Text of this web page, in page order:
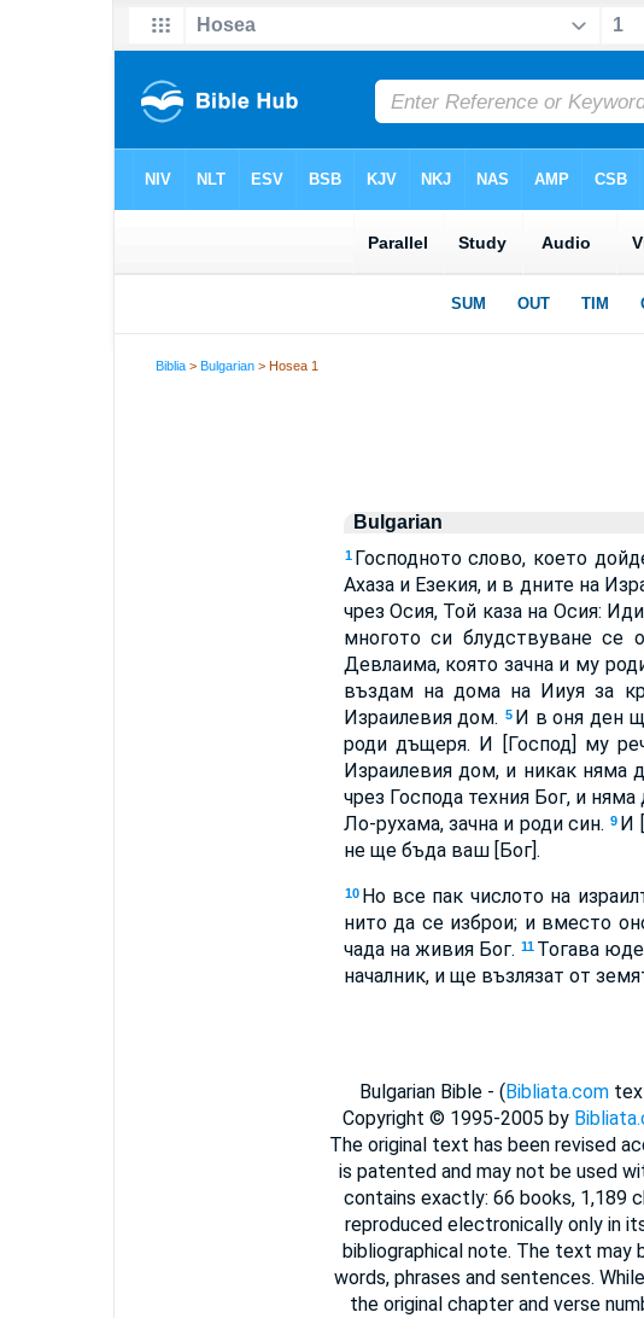
Biblia >Bulgarian > Hosea 1
Bulgarian
1 Господното слово, което
Ахаза и Езекия, и в дните на
чрез Осия, Той каза на Осия:
многото си блудствуване се
Девлаима, която зачна и му
въздам на дома на Ииуя за
Израилевия дом. 5 И в оня ден
роди дъщеря. И [Господ] му
Израилевия дом, и никак няма
чрез Господа техния Бог, и
Ло-рухама, зачна и роди син. 9 И
не ще бъда ваш [Бог].
10 Но все пак числото на
нито да се изброи; и вместо
чада на живия Бог. 11 Тогава
началник, и ще възлязат от
Bulgarian Bible - (Bibliata.comtext
Copyright © 1995-2005 by
The original text has been revised
is patented and may not be used
contains exactly: 66 books, 1,189
reproduced electronically only in
bibliographical note. The text
words, phrases and sentences.
the original chapter and verse